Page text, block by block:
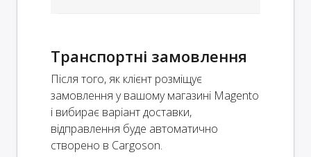
Транспортні замовлення
Після того, як клієнт розміщує
замовлення у вашому магазині Magento
і вибирає варіант доставки,
відправлення буде автоматично
створено в Cargoson.